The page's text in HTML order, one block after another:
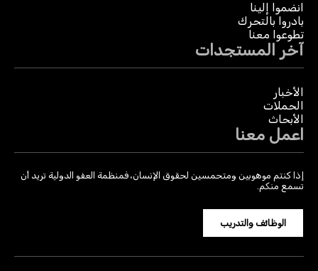
انضموا إلينا
بادروا بالتحرك
تطوعوا معنا
آخر المستجدات
الأخبار
الحملات
الأبحاث
اعمل معنا
إذا كنتم موهوبين ومتحمسين لحقوق الإنسان، فمنظمة العفو الدولية تريد أن
تسمع منكم.
الوظائف والتدريب